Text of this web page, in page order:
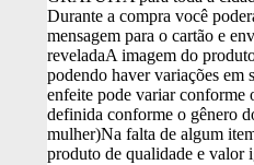
Durante a compra você
mensagem para o cartão e
reveladaA imagem do
podendo haver variações em
enfeite pode variar conforme
definida conforme o gênero
mulher)Na falta de algum
produto de qualidade e valor